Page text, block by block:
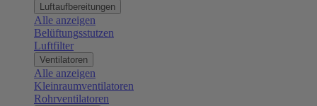
Luftaufbereitungen
Alle anzeigen
Belüftungsstutzen
Luftfilter
Ventilatoren
Alle anzeigen
Kleinraumventilatoren
Rohrventilatoren